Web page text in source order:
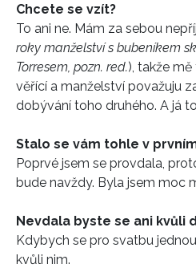
Chcete se vzít?
To ani ne. Mám za sebou
roky manželství s bubeníkem
Torresem, pozn. red.), takže mě
věřící a manželství považuju
dobývání toho druhého. A já
Stalo se vám tohle v
Poprvé jsem se provdala,
bude navždy. Byla jsem moc
Nevdala byste se ani kvůli
Kdybych se pro svatbu
kvůli nim.